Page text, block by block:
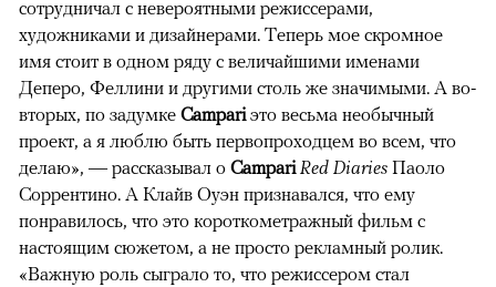
сотрудничал с невероятными режиссерами,
художниками и дизайнерами. Теперь мое скромное
имя стоит в одном ряду с величайшими именами
Деперо, Феллини и другими столь же значимыми. А во-
вторых, по задумке Campari это весьма необычный
проект, а я люблю быть первопроходцем во всем, что
делаю», — рассказывал о Campari Red Diaries Паоло
Соррентино. А Клайв Оуэн признавался, что ему
понравилось, что это короткометражный фильм с
настоящим сюжетом, а не просто рекламный ролик.
«Важную роль сыграло то, что режиссером стал